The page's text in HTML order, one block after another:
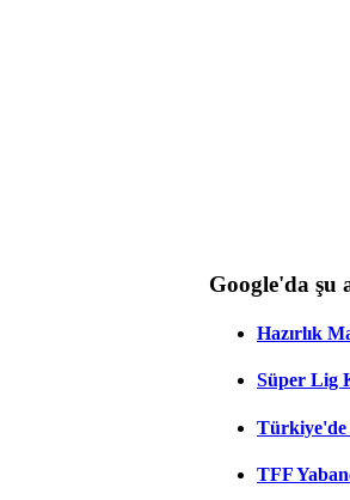
Google'da şu
Hazırlık
Süper Lig
Türkiye'de
TFF